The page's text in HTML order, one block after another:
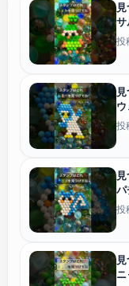
見
サ
投
見
投
見
パ
投
見
ニ